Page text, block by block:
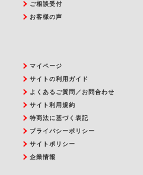
ご相談受付
お客様の声
マイページ
サイトの利用ガイド
よくあるご質問／お問合わせ
サイト利用規約
特商法に基づく表記
プライバシーポリシー
サイトポリシー
企業情報